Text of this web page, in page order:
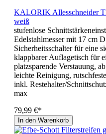
KALORIK Allesschneider
weiß
stufenlose
Edelstahlmesser mit 17 cm
Sicherheitsschalter für eine
klappbarer Auflagetisch für
platzsparende Verstauung,
leichte Reinigung,
inkl. Restehalter/
max
79,99 €*
In den Warenkorb